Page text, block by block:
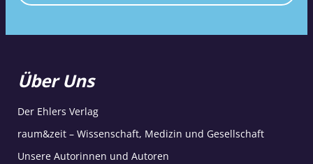
Über Uns
Der Ehlers Verlag
raum&zeit – Wissenschaft, Medizin und Gesellschaft
Unsere Autorinnen und Autoren